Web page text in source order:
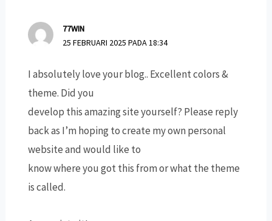
77WIN
25 FEBRUARI 2025 PADA 18:34
I absolutely love your blog.. Excellent colors &
theme. Did you
develop this amazing site yourself? Please reply
back as I’m hoping to create my own personal
website and would like to
know where you got this from or what the theme
is called.